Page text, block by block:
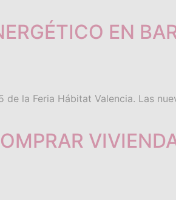
EN
la Feria Hábitat Valencia. Las